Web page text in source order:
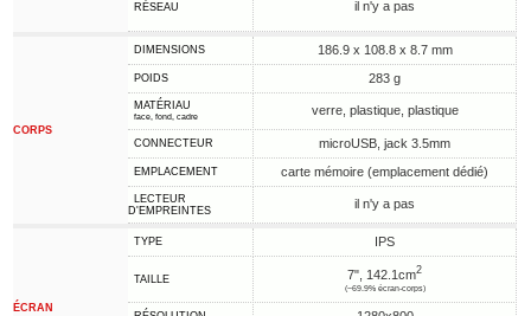
RÉSEAU il n'y a pas
CORPS
DIMENSIONS 186.9 x 108.8 x 8.7 mm
POIDS 283 g
MATÉRIAU
face, fond, cadre verre, plastique, plastique
CONNECTEUR microUSB, jack 3.5mm
EMPLACEMENT carte mémoire (emplacement dédié)
LECTEUR
D'EMPREINTES
il n'y a pas
ÉCRAN
TYPE IPS
TAILLE 7", 142.1cm2
(~69.9% écran-corps)